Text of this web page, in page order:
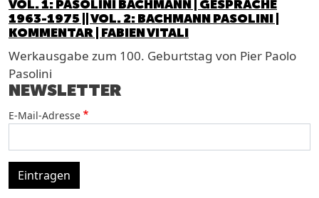
VOL. 1: PASOLINI BACHMANN | GESPRÄCHE
1963-1975 || VOL. 2: BACHMANN PASOLINI |
KOMMENTAR | FABIEN VITALI
Werkausgabe zum 100. Geburtstag von Pier Paolo
Pasolini
NEWSLETTER
E-Mail-Adresse
Eintragen